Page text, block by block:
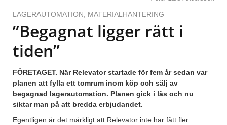
LAGERAUTOMATION MATERIALHANTERING
”Begagnat ligger rätt i
tiden”
FÖRETAGET. När Relevator startade för fem år sedan var
planen att fylla ett tomrum inom köp och sälj av
begagnad lagerautomation. Planen gick i lås och nu
siktar man på att bredda erbjudandet.
Egentligen är det märkligt att Relevator inte har fått fler